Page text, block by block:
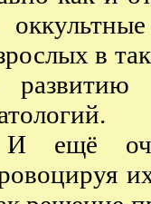
в
развитию
И ещё